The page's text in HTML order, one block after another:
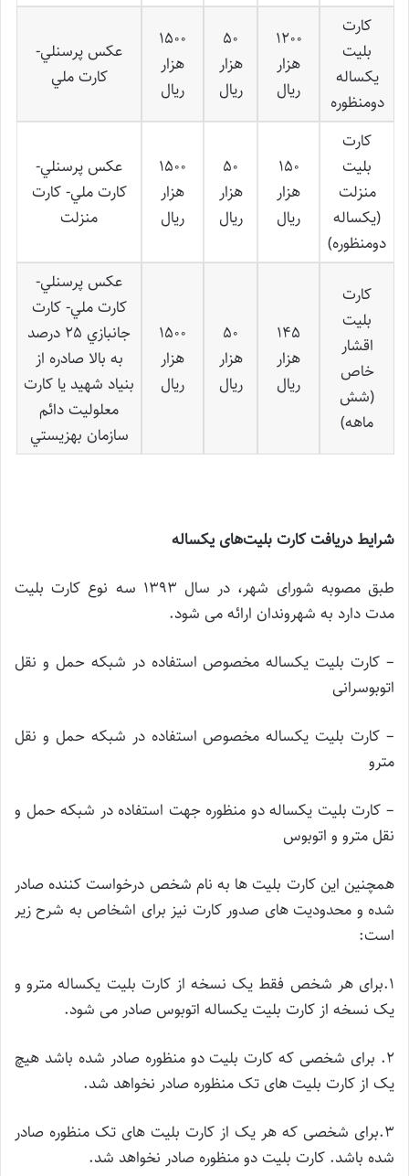
كارت
بليت
يكساله
دومنظوره
1200
هزار
ريال
50
هزار
ريال
1500
هزار
ريال
عكس پرسنلي-
كارت ملي
كارت
بليت
منزلت
(يكساله
دومنظوره)
150
هزار
ريال
50
هزار
ريال
1500
هزار
ريال
عكس پرسنلي-
كارت ملي- كارت
منزلت
كارت
بليت
اقشار
خاص
(شش
ماهه)
145
هزار
ريال
50
هزار
ريال
1500
هزار
ريال
عكس پرسنلي-
كارت ملي- كارت
جانبازي 25 درصد
به بالا صادره از
بنياد شهيد يا كارت
معلوليت دائم
سازمان بهزيستي
شرایط دریافت کارت بلیت‌های یکساله
طبق مصوبه شورای شهر، در سال 1393 سه نوع کارت بلیت
مدت دارد به شهروندان ارائه می شود.
– کارت بلیت یکساله مخصوص استفاده در شبکه حمل و نقل
اتوبوسرانی
– کارت بلیت یکساله مخصوص استفاده در شبکه حمل و نقل
مترو
– کارت بلیت یکساله دو منظوره جهت استفاده در شبکه حمل و
نقل مترو و اتوبوس
همچنین این کارت بلیت ها به نام شخص درخواست کننده صادر
شده و محدودیت های صدور کارت نیز برای اشخاص به شرح زیر
است:
1.برای هر شخص فقط یک نسخه از کارت بلیت یکساله مترو و
یک نسخه از کارت بلیت یکساله اتوبوس صادر می شود.
2. برای شخصی که کارت بلیت دو منظوره صادر شده باشد هیچ
یک از کارت بلیت های تک منظوره صادر نخواهد شد.
3.برای شخصی که هر یک از کارت بلیت های تک منظوره صادر
شده باشد. کارت بلیت دو منظوره صادر نخواهد شد.